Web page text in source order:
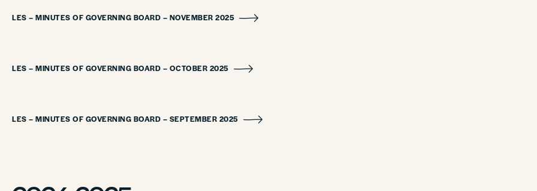
LES – MINUTES OF GOVERNING BOARD – NOVEMBER 2025
LES – MINUTES OF GOVERNING BOARD – OCTOBER 2025
LES – MINUTES OF GOVERNING BOARD – SEPTEMBER 2025